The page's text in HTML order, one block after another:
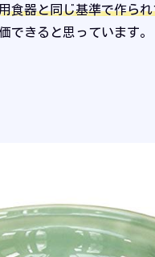
食器と同じ基準で作ら
できると思っています。